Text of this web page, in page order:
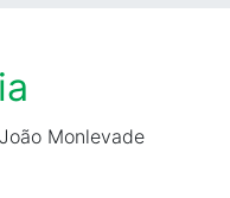
Monlevade